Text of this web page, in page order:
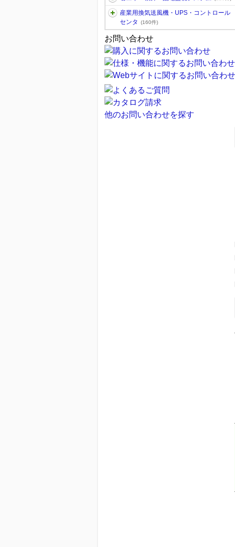
産業用換気送風機・UPS・コントロール
センタ
(160件)
お問い合わせ
他のお問い合わせを探す